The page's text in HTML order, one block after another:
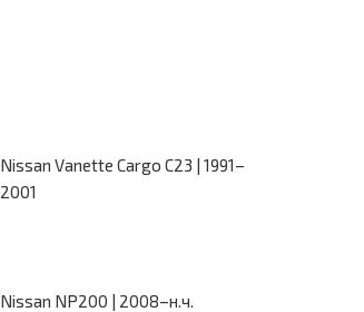
Nissan Vanette Cargo C23 | 1991–
2001
Nissan NP200 | 2008–н.ч.